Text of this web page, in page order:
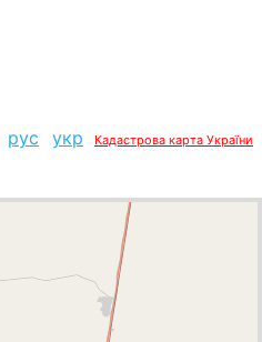
рус укр Кадастрова карта України